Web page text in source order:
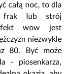
całą noc, to dla
frak lub strój
wow jest
niezwykle
80. Być może
- piosenkarza,